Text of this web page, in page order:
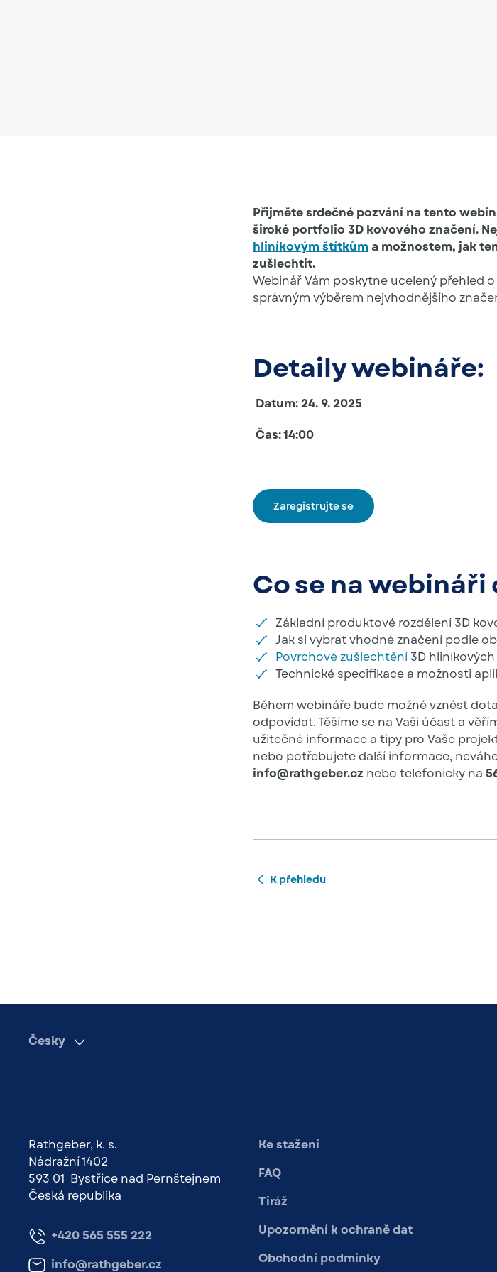
Přijměte srdečné pozvání na tento
široké portfolio 3D kovového značení.
hliníkovým štítkůma možnostem, jak
zušlechtit.
Webinář Vám poskytne ucelený přehled
správným výběrem nejvhodnějšího
Detaily webináře:
Datum: 24. 9. 2025
Čas: 14:00
Zaregistrujte se
Co se na webináři
Základní produktové rozdělení 3D
Jak si vybrat vhodné značení podle
Povrchové zušlechtění 3D
Technické specifikace a možnosti
Během webináře bude možné vznést
odpovídat. Těšíme se na Vaši účast a
užitečné informace a tipy pro Vaše
nebo potřebujete další informace,
info@rathgeber.cz nebo telefonicky na
K přehledu
Česky
Rathgeber, k. s.
Nádražní 1402
593 01 Bystřice nad Pernštejnem
Česká republika
+420 565 555 222
info@rathgeber.cz
Ke stažení
FAQ
Tiráž
Upozornění k ochraně dat
Obchodní podmínky